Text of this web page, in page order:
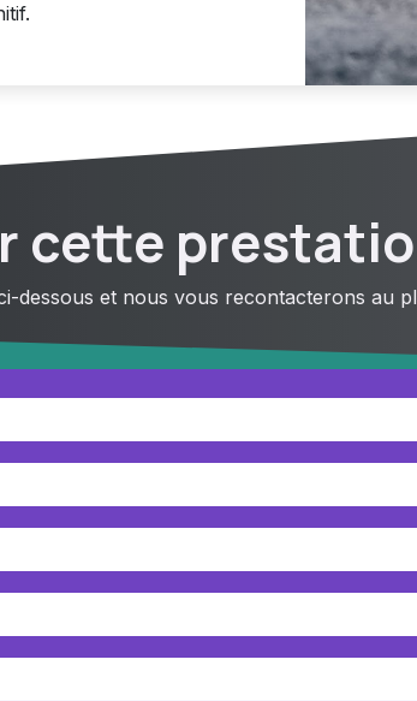
cette
dessous et nous vous recontacterons au